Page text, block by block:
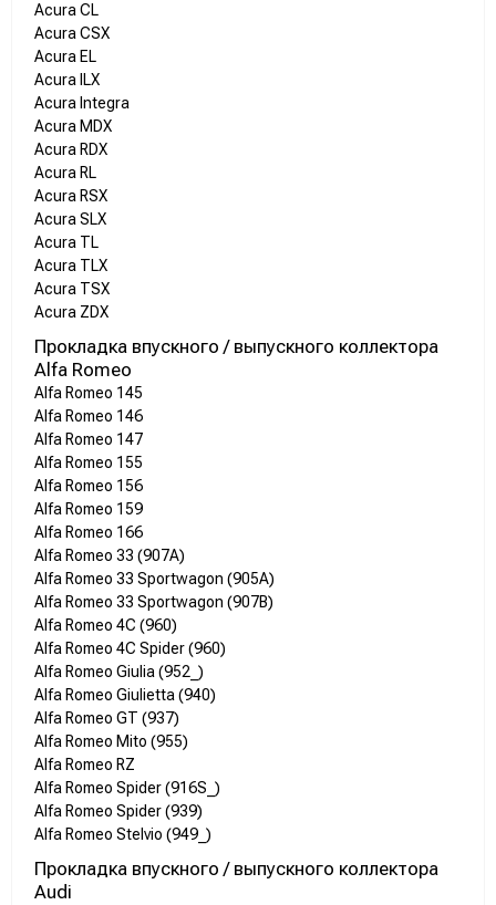
Acura CL
Acura CSX
Acura EL
Acura ILX
Acura Integra
Acura MDX
Acura RDX
Acura RL
Acura RSX
Acura SLX
Acura TL
Acura TLX
Acura TSX
Acura ZDX
Прокладка впускного / выпускного коллектора
Alfa Romeo
Alfa Romeo 145
Alfa Romeo 146
Alfa Romeo 147
Alfa Romeo 155
Alfa Romeo 156
Alfa Romeo 159
Alfa Romeo 166
Alfa Romeo 33 (907A)
Alfa Romeo 33 Sportwagon (905A)
Alfa Romeo 33 Sportwagon (907B)
Alfa Romeo 4C (960)
Alfa Romeo 4C Spider (960)
Alfa Romeo Giulia (952_)
Alfa Romeo Giulietta (940)
Alfa Romeo GT (937)
Alfa Romeo Mito (955)
Alfa Romeo RZ
Alfa Romeo Spider (916S_)
Alfa Romeo Spider (939)
Alfa Romeo Stelvio (949_)
Прокладка впускного / выпускного коллектора
Audi